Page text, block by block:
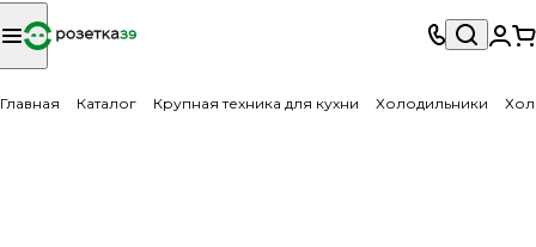
Главная Каталог Крупная техника для кухни Холодильники